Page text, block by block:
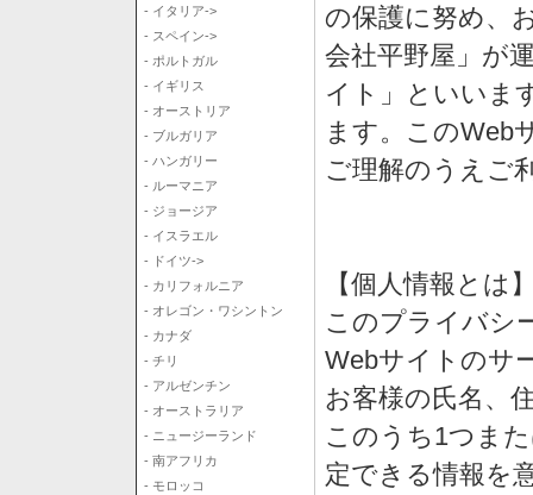
- イタリア->
- スペイン->
- ポルトガル
- イギリス
- オーストリア
- ブルガリア
- ハンガリー
- ルーマニア
- ジョージア
- イスラエル
- ドイツ->
- カリフォルニア
- オレゴン・ワシントン
- カナダ
- チリ
- アルゼンチン
- オーストラリア
- ニュージーランド
- 南アフリカ
- モロッコ
の保護に努め、
会社平野屋」が
イト」といいま
ます。このWeb
ご理解のうえご
【個人情報とは
このプライバシ
Webサイトのサ
お客様の氏名、
このうち1つま
定できる情報を